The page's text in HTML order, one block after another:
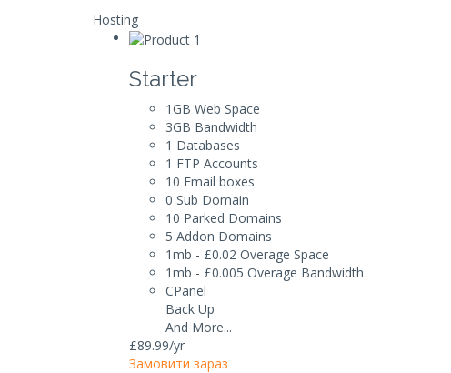
Hosting
Starter
1GB Web Space
3GB Bandwidth
1 Databases
1 FTP Accounts
10 Email boxes
0 Sub Domain
10 Parked Domains
5 Addon Domains
1mb - £0.02 Overage Space
1mb - £0.005 Overage Bandwidth
CPanel
Back Up
And More...
£89.99/yr
Замовити зараз